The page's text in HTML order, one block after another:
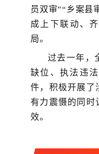
员双审”“乡案县
成上下联动、
局。
过去一年，
缺位、执法违
件，积极开展了
有力震慑的同时
效。